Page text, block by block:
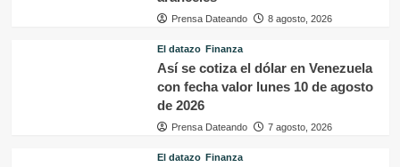
Prensa Dateando 8 agosto, 2026
El datazo Finanza
Así se cotiza el dólar en Venezuela
con fecha valor lunes 10 de agosto
de 2026
Prensa Dateando 7 agosto, 2026
El datazo Finanza